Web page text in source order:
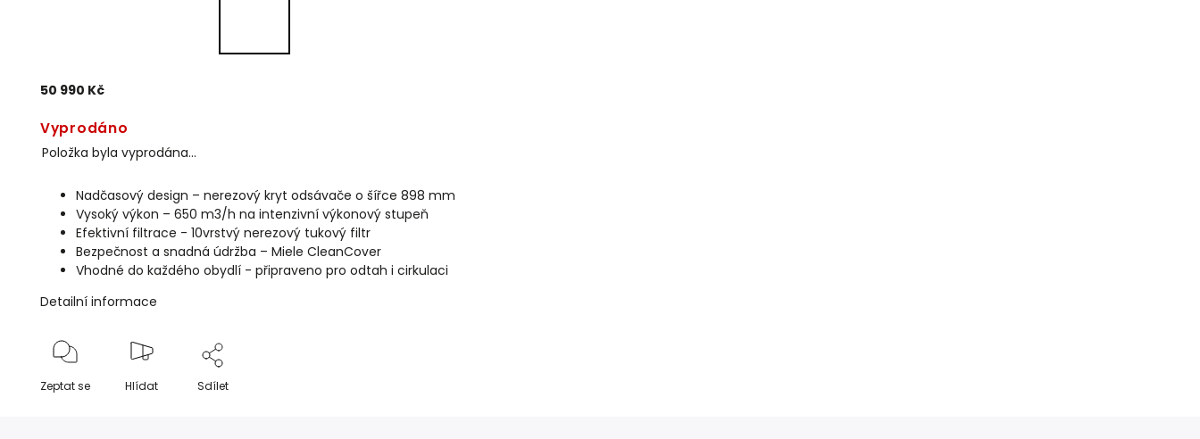
50 990 Kč
Vyprodáno
Položka byla vyprodána…
Nadčasový design – nerezový kryt odsávače o šířce 898 mm
Vysoký výkon – 650 m3/h na intenzivní výkonový stupeň
Efektivní filtrace - 10vrstvý nerezový tukový filtr
Bezpečnost a snadná údržba – Miele CleanCover
Vhodné do každého obydlí - připraveno pro odtah i cirkulaci
Detailní informace
Zeptat se Hlídat Sdílet